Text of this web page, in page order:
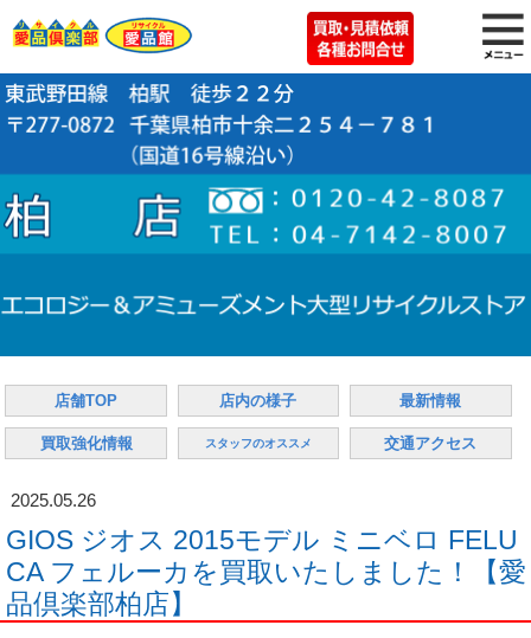
店舗TOP 店内の様子 最新情報
買取強化情報 スタッフのオススメ 交通アクセス
2025.05.26
GIOS ジオス 2015モデル ミニベロ FELU
CA フェルーカを買取いたしました！【愛
品倶楽部柏店】